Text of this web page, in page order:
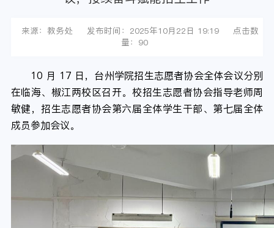
来源：教务处 发布时间：2025年10月22日 19:19
点击数
量： 90
10 月 17 日，台州学院招生志愿者协会全体会议分别
在临海、椒江两校区召开。校招生志愿者协会指导老师周
敏健，招生志愿者协会第六届全体学生干部、第七届全体
成员参加会议。